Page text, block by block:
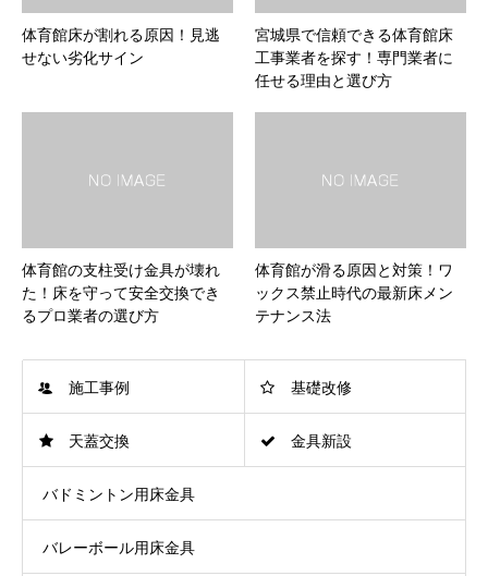
体育館床が割れる原因！見逃
せない劣化サイン
宮城県で信頼できる体育館床
工事業者を探す！専門業者に
任せる理由と選び方
体育館の支柱受け金具が壊れ
た！床を守って安全交換でき
るプロ業者の選び方
体育館が滑る原因と対策！ワ
ックス禁止時代の最新床メン
テナンス法
施工事例 基礎改修
天蓋交換 金具新設
バドミントン用床金具
バレーボール用床金具